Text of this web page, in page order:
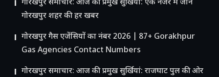
गोरखपुर समाचार: आज की प्रमुख सुर्खियां: एक नजर में जानें
गोरखपुर शहर की हर खबर
गोरखपुर गैस एजेंसियों का नंबर 2026 | 87+ Gorakhpur
Gas Agencies Contact Numbers
गोरखपुर समाचार: आज की प्रमुख सुर्खियां: राजघाट पुल की ओर